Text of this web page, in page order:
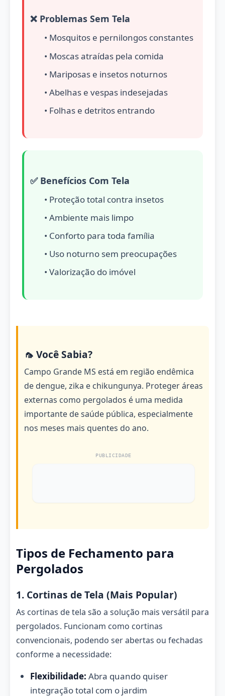
❌ Problemas Sem Tela
• Mosquitos e pernilongos constantes
• Moscas atraídas pela comida
• Mariposas e insetos noturnos
• Abelhas e vespas indesejadas
• Folhas e detritos entrando
✅ Benefícios Com Tela
• Proteção total contra insetos
• Ambiente mais limpo
• Conforto para toda família
• Uso noturno sem preocupações
• Valorização do imóvel
🦟 Você Sabia?
Campo Grande MS está em região endêmica
de dengue, zika e chikungunya. Proteger áreas
externas como pergolados é uma medida
importante de saúde pública, especialmente
nos meses mais quentes do ano.
PUBLICIDADE
Tipos de Fechamento para
Pergolados
1. Cortinas de Tela (Mais Popular)
As cortinas de tela são a solução mais versátil para
pergolados. Funcionam como cortinas
convencionais, podendo ser abertas ou fechadas
conforme a necessidade:
Flexibilidade: Abra quando quiser
integração total com o jardim